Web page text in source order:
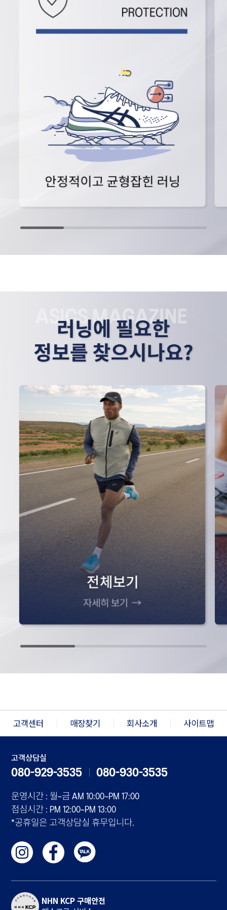
고객센터 매장찾기 회사소개 사이트맵
고객상담실
080-929-3535 080-930-3535
운영시간 : 월~금 AM 10:00~PM 17:00
점심시간 : PM 12:00~PM 13:00
*공휴일은 고객상담실 휴무입니다.
NHN KCP 구매안전